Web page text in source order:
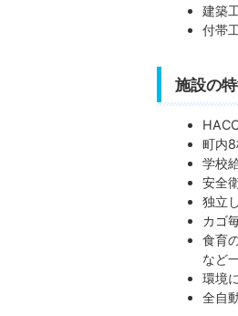
建築
付帯
施設の
町内
学校
安全
独立
カゴ
食育
など
環境
全自